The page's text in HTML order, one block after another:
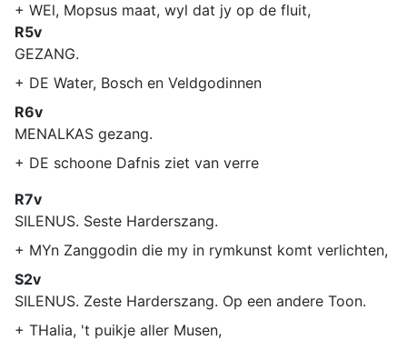
+ WEl, Mopsus maat, wyl dat jy op de fluit,
R5v
GEZANG.
+ DE Water, Bosch en Veldgodinnen
R6v
MENALKAS gezang.
+ DE schoone Dafnis ziet van verre
R7v
SILENUS. Seste Harderszang.
+ MYn Zanggodin die my in rymkunst komt verlichten,
S2v
SILENUS. Zeste Harderszang. Op een andere Toon.
+ THalia, 't puikje aller Musen,